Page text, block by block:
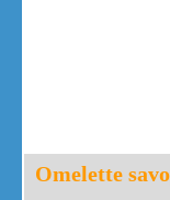
Omelette